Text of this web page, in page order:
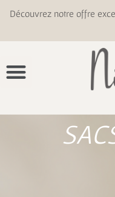
Découvrez notre offre